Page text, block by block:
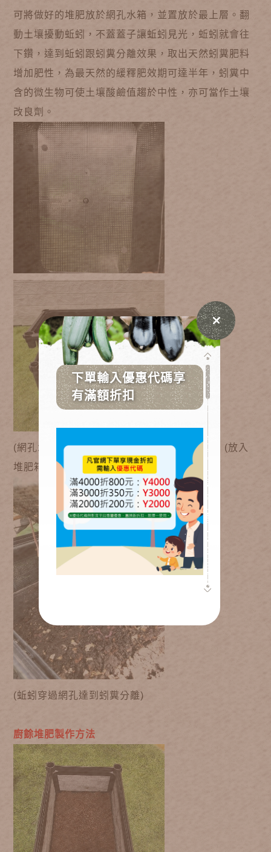
可將做好的堆肥放於網孔水箱，並置放於最上層。翻
動土壤擾動蚯蚓，不蓋蓋子讓蚯蚓見光，蚯蚓就會往
下鑽，達到蚯蚓跟蚓糞分離效果，取出天然蚓糞肥料
增加肥性，為最天然的緩釋肥效期可達半年，蚓糞中
含的微生物可使土壤酸鹼值趨於中性，亦可當作土壤
改良劑。
(網孔水箱底部有孔洞，能讓蚯蚓穿過) (放入
堆肥箱內)
(蚯蚓穿過網孔達到蚓糞分離)
廚餘堆肥製作方法